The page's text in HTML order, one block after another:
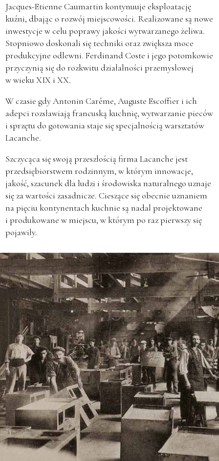
Jacques-Etienne Caumartin kontynuuje eksploatację
kuźni, dbając o rozwój miejscowości. Realizowane są nowe
inwestycje w celu poprawy jakości wytwarzanego żeliwa.
Stopniowo doskonali się techniki oraz zwiększa moce
produkcyjne odlewni. Ferdinand Coste i jego potomkowie
przyczynią się do rozkwitu działalności przemysłowej
w wieku XIX i XX.
W czasie gdy Antonin Carême, Auguste Escoffier i ich
adepci rozsławiają francuską kuchnię, wytwarzanie pieców
i sprzętu do gotowania staje się specjalnością warsztatów
Lacanche.
Szczycąca się swoją przeszłością firma Lacanche jest
przedsiębiorstwem rodzinnym, w którym innowacje,
jakość, szacunek dla ludzi i środowiska naturalnego uznaje
się za wartości zasadnicze. Cieszące się obecnie uznaniem
na pięciu kontynentach kuchnie są nadal projektowane
i produkowane w miejscu, w którym po raz pierwszy się
pojawiły.